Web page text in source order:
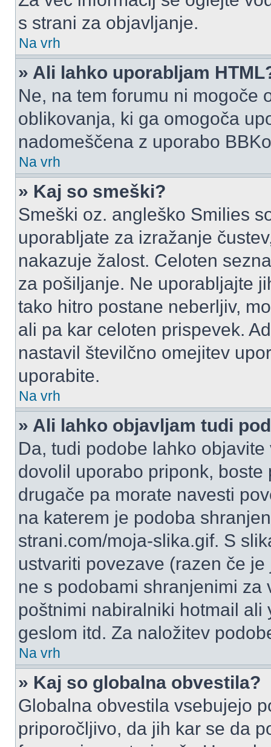
s strani za objavljanje.
Na vrh
» Ali lahko uporabljam
Ne, na tem forumu ni mogoče
oblikovanja, ki ga omogoča
nadomeščena z uporabo
Na vrh
» Kaj so smeški?
Smeški oz. angleško Smilies
uporabljate za izražanje
nakazuje žalost. Celoten
za pošiljanje. Ne uporabljajte
tako hitro postane neberljiv,
ali pa kar celoten prispevek.
nastavil številčno omejitev
uporabite.
Na vrh
» Ali lahko objavljam tudi
Da, tudi podobe lahko
dovolil uporabo priponk,
drugače pa morate navesti
na katerem je podoba
strani.com/moja-slika.gif. S
ustvariti povezave (razen če
ne s podobami shranjenimi za
poštnimi nabiralniki hotmail
geslom itd. Za naložitev
Na vrh
» Kaj so globalna obvestila?
Globalna obvestila vsebujejo
priporočljivo, da jih kar se da